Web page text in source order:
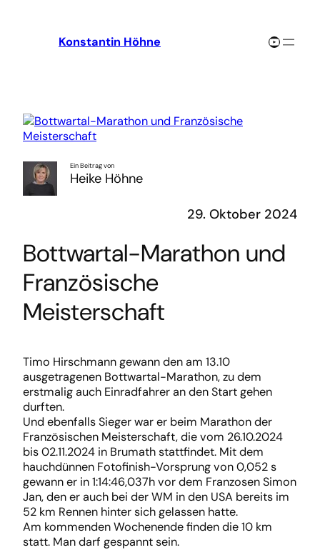
Konstantin Höhne YouTube-Channel
Ein Beitrag von
Heike Höhne
29. Oktober 2024
Bottwartal-Marathon und
Französische
Meisterschaft
Timo Hirschmann gewann den am 13.10
ausgetragenen Bottwartal-Marathon, zu dem
erstmalig auch Einradfahrer an den Start gehen
durften.
Und ebenfalls Sieger war er beim Marathon der
Französischen Meisterschaft, die vom 26.10.2024
bis 02.11.2024 in Brumath stattfindet. Mit dem
hauchdünnen Fotofinish-Vorsprung von 0,052 s
gewann er in 1:14:46,037h vor dem Franzosen Simon
Jan, den er auch bei der WM in den USA bereits im
52 km Rennen hinter sich gelassen hatte.
Am kommenden Wochenende finden die 10 km
statt. Man darf gespannt sein.